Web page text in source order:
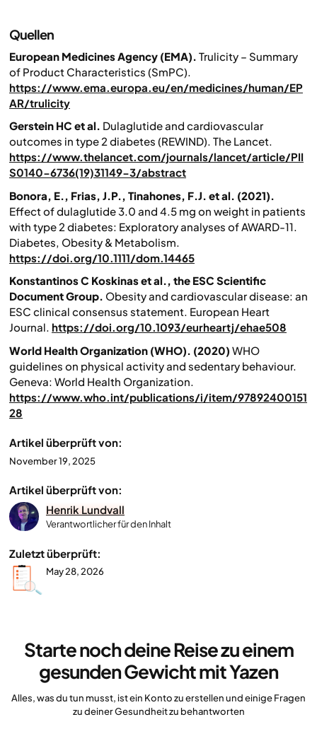
Quellen
European Medicines Agency (EMA). Trulicity – Summary
of Product Characteristics (SmPC).
https://www.ema.europa.eu/en/medicines/human/EP
AR/trulicity
Gerstein HC et al. Dulaglutide and cardiovascular
outcomes in type 2 diabetes (REWIND). The Lancet.
https://www.thelancet.com/journals/lancet/article/PII
S0140-6736(19)31149-3/abstract
Bonora, E., Frias, J.P., Tinahones, F.J. et al. (2021).
Effect of dulaglutide 3.0 and 4.5 mg on weight in patients
with type 2 diabetes: Exploratory analyses of AWARD-11.
Diabetes, Obesity & Metabolism.
https://doi.org/10.1111/dom.14465
Konstantinos C Koskinas et al., the ESC Scientific
Document Group. Obesity and cardiovascular disease: an
ESC clinical consensus statement. European Heart
Journal. https://doi.org/10.1093/eurheartj/ehae508
World Health Organization (WHO). (2020) WHO
guidelines on physical activity and sedentary behaviour.
Geneva: World Health Organization.
https://www.who.int/publications/i/item/97892400151
28
Artikel überprüft von:
November 19, 2025
Artikel überprüft von:
Henrik Lundvall
Verantwortlicher für den Inhalt
Zuletzt überprüft:
May 28, 2026
Starte noch deine Reise zu einem
gesunden Gewicht mit Yazen
Alles, was du tun musst, ist ein Konto zu erstellen und einige Fragen
zu deiner Gesundheit zu behantworten